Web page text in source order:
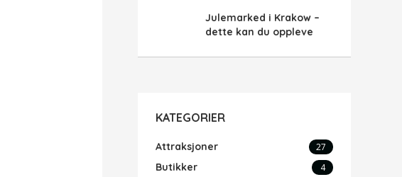
Julemarked i Krakow –
dette kan du oppleve
KATEGORIER
Attraksjoner 27
Butikker 4